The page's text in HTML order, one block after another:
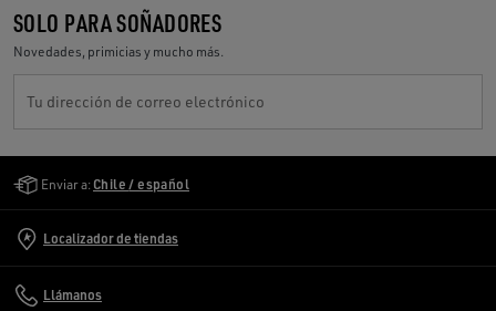
SOLO PARA SOÑADORES
Novedades, primicias y mucho más.
Tu dirección de correo electrónico
Enviar a: Chile / español
Localizador de tiendas
Llámanos